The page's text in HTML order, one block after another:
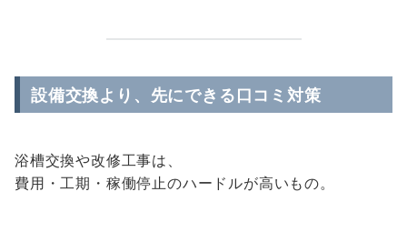
設備交換より、先にできる口コミ対策
浴槽交換や改修工事は、
費用・工期・稼働停止のハードルが高いもの。